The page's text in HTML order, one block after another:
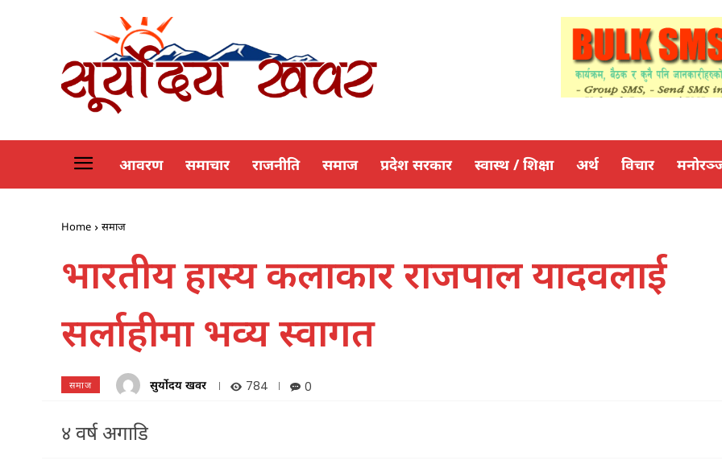
आवरण समाचार राजनीति समाज प्रदेश सरकार स्वास्थ / शिक्षा अर्थ विचार
Home समाज
भारतीय हास्य कलाकार राजपाल यादवलाई
सर्लाहीमा भव्य स्वागत
समाज सुर्योदय खवर 784 0
४ वर्ष अगाडि